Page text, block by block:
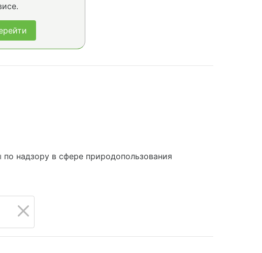
надзору в сфере природопользования